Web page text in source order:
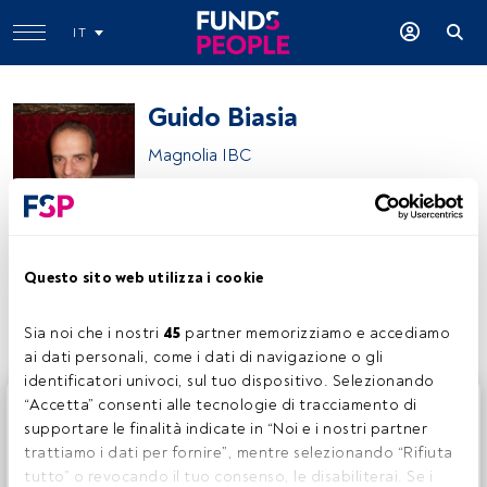
Questo sito web utilizza i cookie
Sia noi che i nostri 45 partner memorizziamo e accediamo
ai dati personali, come i dati di navigazione o gli
identificatori univoci, sul tuo dispositivo. Selezionando
“Accetta” consenti alle tecnologie di tracciamento di
supportare le finalità indicate in “Noi e i nostri partner
trattiamo i dati per fornire”, mentre selezionando “Rifiuta
tutto” o revocando il tuo consenso, le disabiliterai. Se i
IT
Guido Biasia
Magnolia IBC
Condividi:
Questo è un articolo riservato agli utenti FundsPeople. Se
sei già registrato, accedi tramite il pulsante Login. Se non
hai ancora un account, ti invitiamo a registrarti per scoprire
tutti i contenuti che FundsPeople ha da offrire.